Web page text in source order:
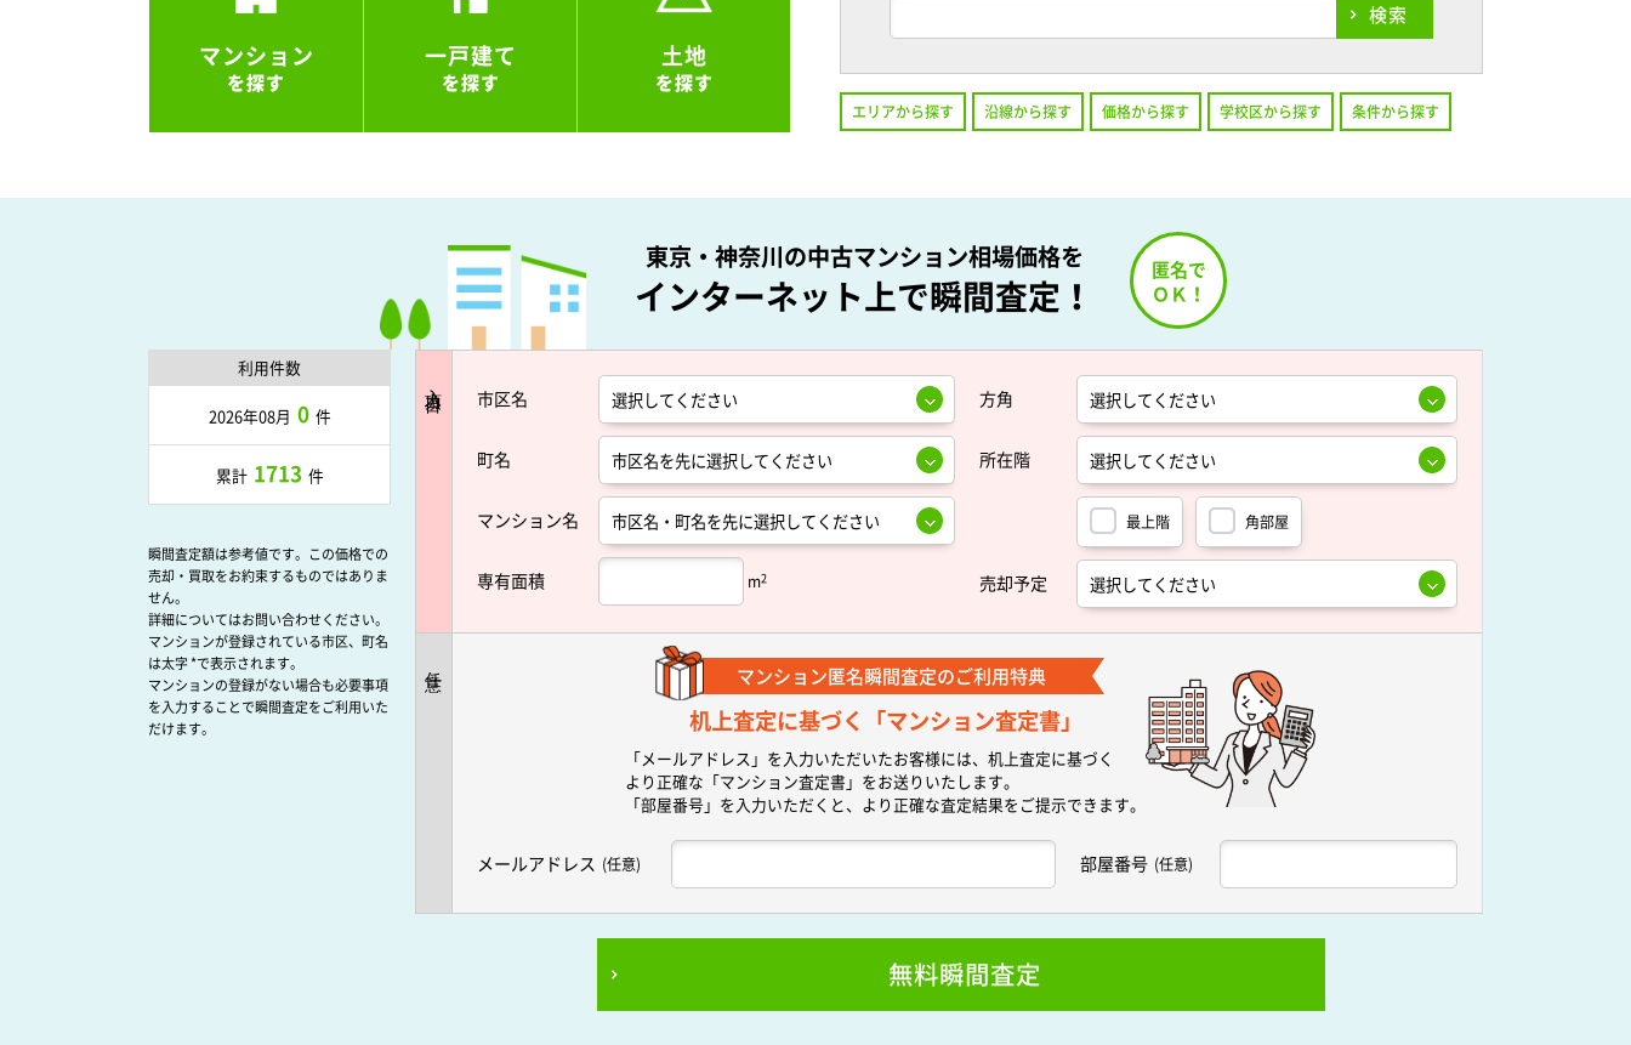
マンション
を探す
一戸建て
を探す
土地
を探す
検索
エリアから探す 沿線から探す 価格から探す 学校区から探す 条件から探す
東京・神奈川の中古マンション相場価格を
インターネット上で瞬間査定！
利用件数
2026年08月 0 件
累計 1713 件
市区名
町名
マンション名
専有面積 m2
方角
所在階
最上階 角部屋
売却予定
マンション匿名瞬間査定のご利用特典
机上査定に基づく 「マンション査定書」
「メールアドレス」を入力いただいたお客様には、机上査定に基づく
より正確な 「マンション査定書」 をお送りいたします。
「部屋番号」を入力いただくと、より正確な査定結果をご提示できます。
メールアドレス (任意) 部屋番号 (任意)
無料瞬間査定
瞬間査定額は参考値です。この価格での
売却・買取をお約束するものではありま
せん。
詳細についてはお問い合わせください。
マンションが登録されている市区、町名
は太字 *で表示されます。
マンションの登録がない場合も必要事項
を入力することで瞬間査定をご利用いた
だけます。